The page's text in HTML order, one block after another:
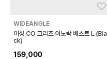
WIDEANGLE
여성 CO 크리즈 아노락 베스트 L (Bla
ck)
159,000